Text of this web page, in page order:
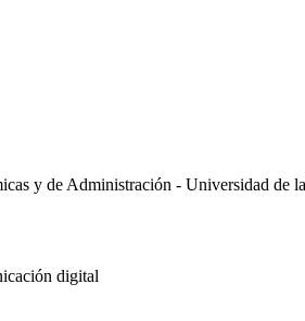
y de Administración - Universidad de
digital